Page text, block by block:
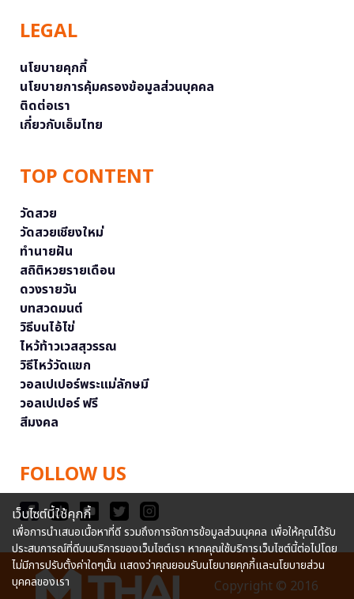
LEGAL
นโยบายคุกกี้
นโยบายการคุ้มครองข้อมูลส่วนบุคคล
ติดต่อเรา
เกี่ยวกับเอ็มไทย
TOP CONTENT
วัดสวย
วัดสวยเชียงใหม่
ทำนายฝัน
สถิติหวยรายเดือน
ดวงรายวัน
บทสวดมนต์
วิธีบนไอ้ไข่
ไหว้ท้าวเวสสุวรรณ
วิธีไหว้วัดแขก
วอลเปเปอร์พระแม่ลักษมี
วอลเปเปอร์ ฟรี
สีมงคล
FOLLOW US
Copyright © 2016
เว็บไซต์นี้ใช้คุกกี้
เพื่อการนำเสนอเนื้อหาที่ดี รวมถึงการจัดการข้อมูลส่วนบุคคล เพื่อให้คุณได้รับ
ประสบการณ์ที่ดีบนบริการของเว็บไซต์เรา หากคุณใช้บริการเว็บไซต์นี้ต่อไปโดย
ไม่มีการปรับตั้งค่าใดๆนั้น แสดงว่าคุณยอมรับนโยบายคุกกี้และนโยบายส่วน
บุคคลของเรา